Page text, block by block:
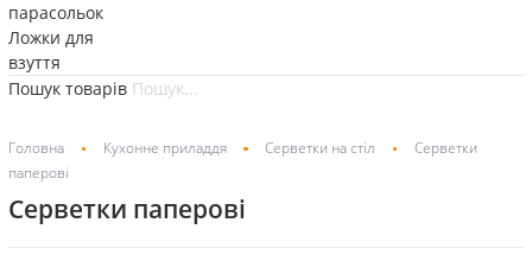
парасольок
Ложки для
взуття
Пошук товарів
Головна Кухонне приладдя Серветки на стіл
Серветки
паперові
Серветки паперові